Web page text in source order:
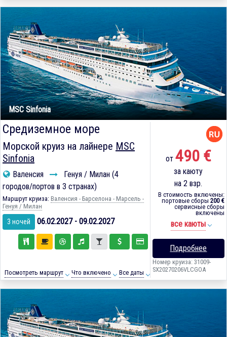
MSC Sinfonia
Средиземное море
Морской круиз на лайнере MSC
Sinfonia
Валенсия
Генуя / Милан (4
городов/портов в 3 странах)
Маршрут круиза: Валенсия - Барселона - Марсель -
Генуя / Милан
3 ночей 06.02.2027 - 09.02.2027
Посмотреть маршрут Что включено Все даты
от 490 €
за каюту
на 2 взр.
В стоимость включены:
портовые сборы 200 €
сервисные сборы
включены
все каюты
Подробнее
Номер круиза: 31009-
SX20270206VLCGOA